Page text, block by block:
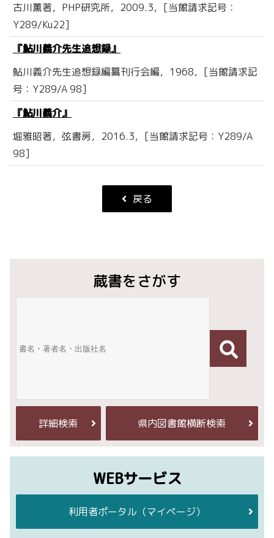
古川薫著，PHP研究所，2009.3，[当館請求記号：
Y289/Ku22]
『鮎川義介先生追想録』
鮎川義介先生追想録編纂刊行会編，1968，[当館請求記
号：Y289/A 98]
『鮎川義介』
堀雅昭著，弦書房，2016.3，[当館請求記号：Y289/A
98]
戻る
蔵書をさがす
詳細検索 県内図書館横断検索
WEBサービス
利用者ポータル （マイページ）